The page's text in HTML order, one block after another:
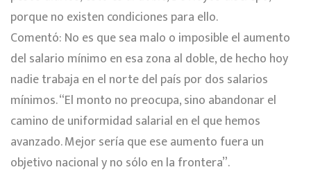
porque no existen condiciones para ello.
Comentó: No es que sea malo o imposible el aumento
del salario mínimo en esa zona al doble, de hecho hoy
nadie trabaja en el norte del país por dos salarios
mínimos. “El monto no preocupa, sino abandonar el
camino de uniformidad salarial en el que hemos
avanzado. Mejor sería que ese aumento fuera un
objetivo nacional y no sólo en la frontera”.